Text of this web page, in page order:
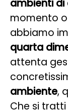
ambienti di
momento
abbiamo
quarta
attenta
ambiente,
Che si